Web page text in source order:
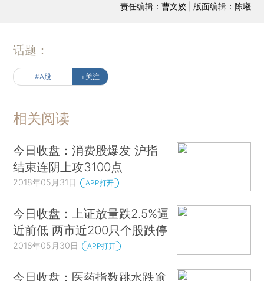
责任编辑：曹文姣 | 版面编辑：陈曦
话题：
#A股 +关注
相关阅读
今日收盘：消费股爆发 沪指
结束连阴上攻3100点
2018年05月31日 APP打开
今日收盘：上证放量跌2.5%逼
近前低 两市近200只个股跌停
2018年05月30日 APP打开
今日收盘：医药指数跳水跌逾